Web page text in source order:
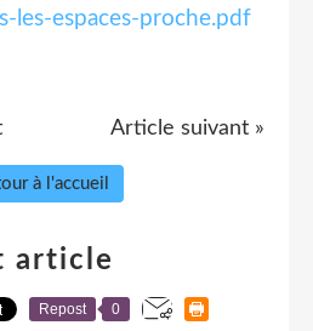
les-espaces-proche.pdf
Article suivant »
à l'accueil
article
Repost 0